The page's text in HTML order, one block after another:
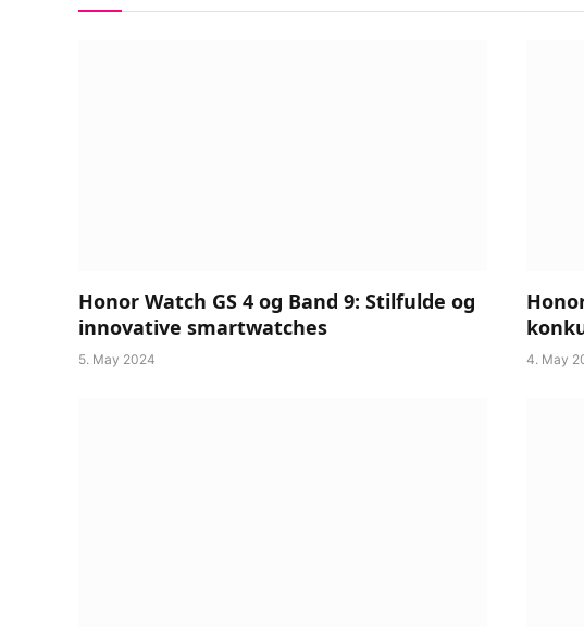
Honor Watch GS 4 og Band 9: Stilfulde og
innovative smartwatches
5. May 2024 4. May